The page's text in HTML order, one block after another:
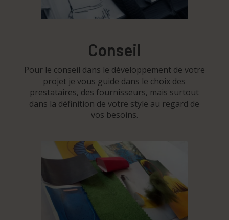
Conseil
Pour le conseil dans le développement de votre
projet je vous guide dans le choix des
prestataires, des fournisseurs, mais surtout
dans la définition de votre style au regard de
vos besoins.